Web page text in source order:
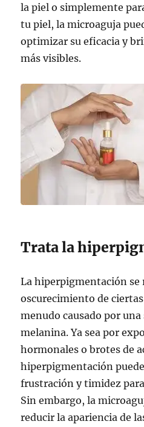
la piel o simplemente
tu piel, la microaguja
optimizar su eficacia y
más visibles.
Trata la
La hiperpigmentación se
oscurecimiento de
menudo causado por
melanina. Ya sea por
hormonales o brotes de
hiperpigmentación
frustración y timidez
Sin embargo, la
reducir la apariencia de